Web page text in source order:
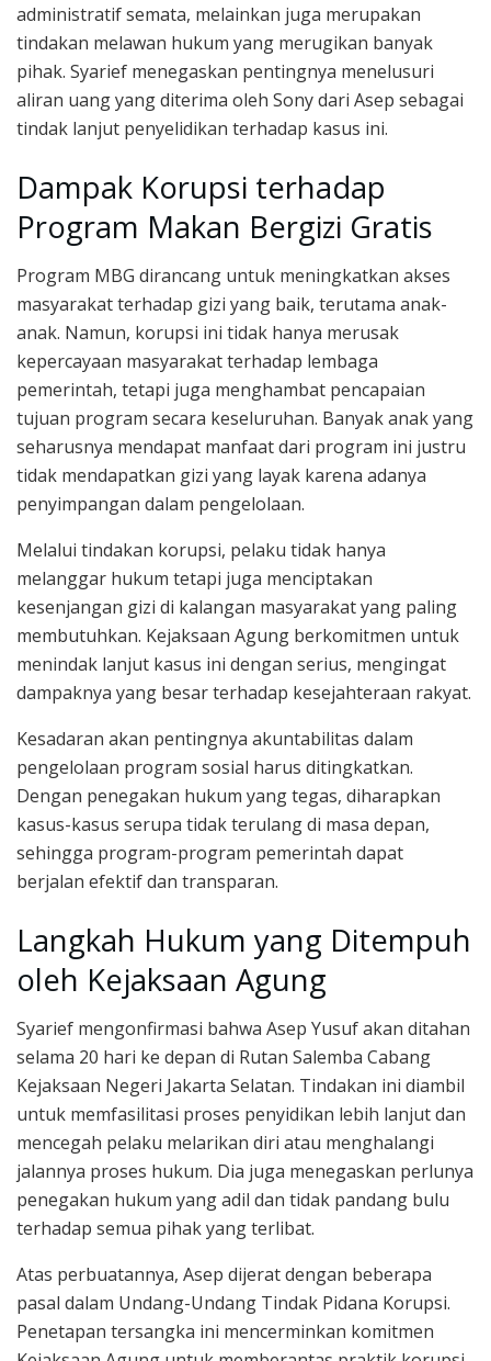
administratif semata, melainkan juga merupakan
tindakan melawan hukum yang merugikan banyak
pihak. Syarief menegaskan pentingnya menelusuri
aliran uang yang diterima oleh Sony dari Asep sebagai
tindak lanjut penyelidikan terhadap kasus ini.
Dampak Korupsi terhadap
Program Makan Bergizi Gratis
Program MBG dirancang untuk meningkatkan akses
masyarakat terhadap gizi yang baik, terutama anak-
anak. Namun, korupsi ini tidak hanya merusak
kepercayaan masyarakat terhadap lembaga
pemerintah, tetapi juga menghambat pencapaian
tujuan program secara keseluruhan. Banyak anak yang
seharusnya mendapat manfaat dari program ini justru
tidak mendapatkan gizi yang layak karena adanya
penyimpangan dalam pengelolaan.
Melalui tindakan korupsi, pelaku tidak hanya
melanggar hukum tetapi juga menciptakan
kesenjangan gizi di kalangan masyarakat yang paling
membutuhkan. Kejaksaan Agung berkomitmen untuk
menindak lanjut kasus ini dengan serius, mengingat
dampaknya yang besar terhadap kesejahteraan rakyat.
Kesadaran akan pentingnya akuntabilitas dalam
pengelolaan program sosial harus ditingkatkan.
Dengan penegakan hukum yang tegas, diharapkan
kasus-kasus serupa tidak terulang di masa depan,
sehingga program-program pemerintah dapat
berjalan efektif dan transparan.
Langkah Hukum yang Ditempuh
oleh Kejaksaan Agung
Syarief mengonfirmasi bahwa Asep Yusuf akan ditahan
selama 20 hari ke depan di Rutan Salemba Cabang
Kejaksaan Negeri Jakarta Selatan. Tindakan ini diambil
untuk memfasilitasi proses penyidikan lebih lanjut dan
mencegah pelaku melarikan diri atau menghalangi
jalannya proses hukum. Dia juga menegaskan perlunya
penegakan hukum yang adil dan tidak pandang bulu
terhadap semua pihak yang terlibat.
Atas perbuatannya, Asep dijerat dengan beberapa
pasal dalam Undang-Undang Tindak Pidana Korupsi.
Penetapan tersangka ini mencerminkan komitmen